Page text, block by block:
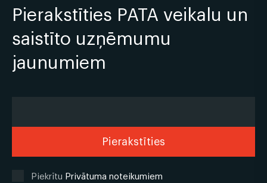
Pierakstīties PATA veikalu un
saistīto uzņēmumu
jaunumiem
Piekrītu Privātuma noteikumiem